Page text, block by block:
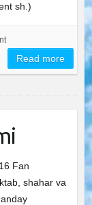
sh.)
Read more
Fan
shahar va